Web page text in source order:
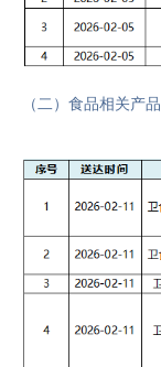
（二）食品相关产